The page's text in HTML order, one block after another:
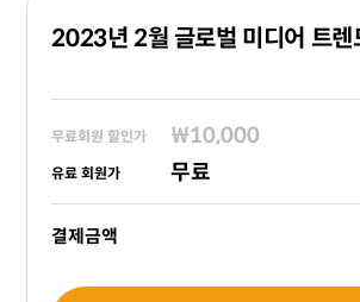
2023년 2월 글로벌 미디어 트렌
무료회원 할인가 ₩10,000
유료 회원가 무료
결제금액